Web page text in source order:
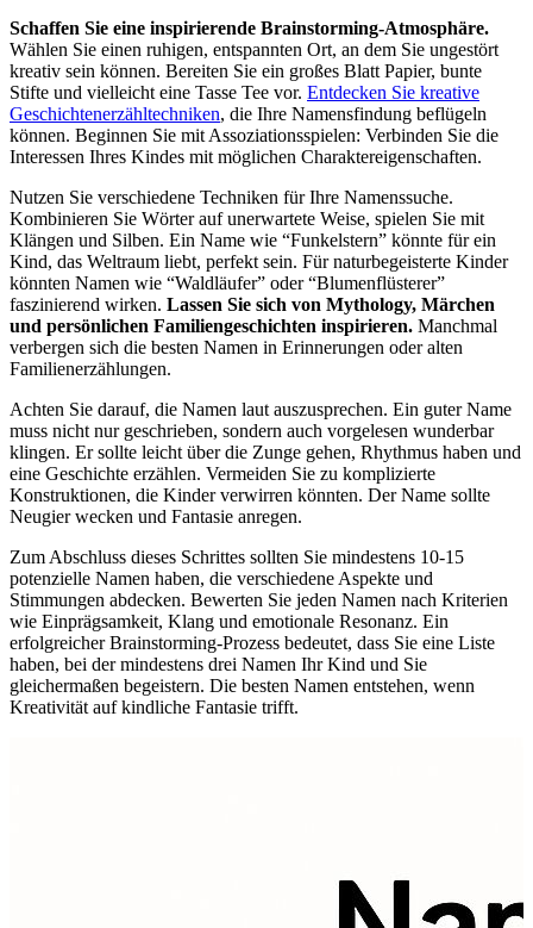
Schaffen Sie eine inspirierende Brainstorming-Atmosphäre.
Wählen Sie einen ruhigen, entspannten Ort, an dem Sie ungestört
kreativ sein können. Bereiten Sie ein großes Blatt Papier, bunte
Stifte und vielleicht eine Tasse Tee vor. Entdecken Sie kreative
Geschichtenerzähltechniken, die Ihre Namensfindung beflügeln
können. Beginnen Sie mit Assoziationsspielen: Verbinden Sie die
Interessen Ihres Kindes mit möglichen Charaktereigenschaften.
Nutzen Sie verschiedene Techniken für Ihre Namenssuche.
Kombinieren Sie Wörter auf unerwartete Weise, spielen Sie mit
Klängen und Silben. Ein Name wie “Funkelstern” könnte für ein
Kind, das Weltraum liebt, perfekt sein. Für naturbegeisterte Kinder
könnten Namen wie “Waldläufer” oder “Blumenflüsterer”
faszinierend wirken. Lassen Sie sich von Mythology, Märchen
und persönlichen Familiengeschichten inspirieren. Manchmal
verbergen sich die besten Namen in Erinnerungen oder alten
Familienerzählungen.
Achten Sie darauf, die Namen laut auszusprechen. Ein guter Name
muss nicht nur geschrieben, sondern auch vorgelesen wunderbar
klingen. Er sollte leicht über die Zunge gehen, Rhythmus haben und
eine Geschichte erzählen. Vermeiden Sie zu komplizierte
Konstruktionen, die Kinder verwirren könnten. Der Name sollte
Neugier wecken und Fantasie anregen.
Zum Abschluss dieses Schrittes sollten Sie mindestens 10-15
potenzielle Namen haben, die verschiedene Aspekte und
Stimmungen abdecken. Bewerten Sie jeden Namen nach Kriterien
wie Einprägsamkeit, Klang und emotionale Resonanz. Ein
erfolgreicher Brainstorming-Prozess bedeutet, dass Sie eine Liste
haben, bei der mindestens drei Namen Ihr Kind und Sie
gleichermaßen begeistern. Die besten Namen entstehen, wenn
Kreativität auf kindliche Fantasie trifft.